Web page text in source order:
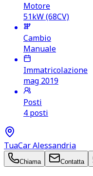
Motore
51kW (68CV)
Cambio
Manuale
Immatricolazione
mag 2019
Posti
4 posti
TuaCar Alessandria
Chiama Contatta